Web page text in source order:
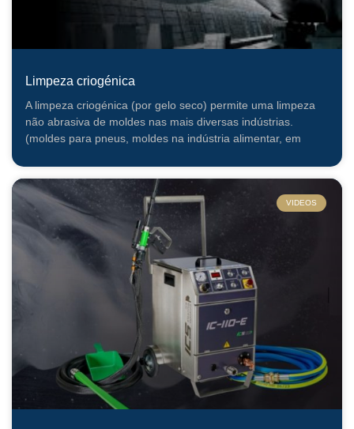
Limpeza criogénica
A limpeza criogénica (por gelo seco) permite uma limpeza
não abrasiva de moldes nas mais diversas indústrias.
(moldes para pneus, moldes na indústria alimentar, em
VIDEOS